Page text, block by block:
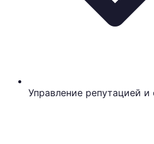
Управление репутацией